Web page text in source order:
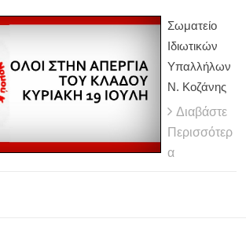
Σωματείο
Ιδιωτικών
Υπαλλήλων
Ν. Κοζάνης
Διαβάστε
Περισσότερ
α